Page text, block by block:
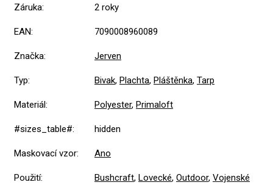
Záruka: 2 roky
EAN: 7090008960089
Značka: Jerven
Typ: Bivak, Plachta, Pláštěnka, Tarp
Materiál: Polyester, Primaloft
#sizes_table#: hidden
Maskovací vzor: Ano
Použití: Bushcraft, Lovecké, Outdoor, Vojenské